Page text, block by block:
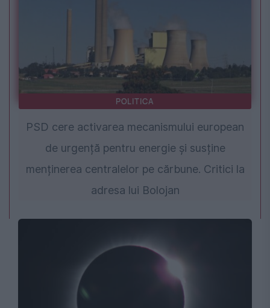
POLITICA
PSD cere activarea mecanismului european
de urgență pentru energie și susține
menținerea centralelor pe cărbune. Critici la
adresa lui Bolojan